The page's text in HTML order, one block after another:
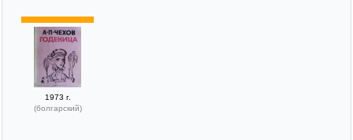
1973 г.
(болгарский)